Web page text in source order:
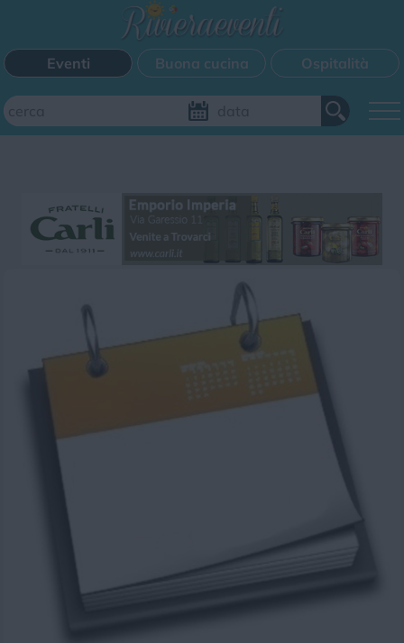
Eventi Buona cucina Ospitalità
FILTRI EVENTI
Questo weekendTutti gli eventi Mappa
CATEGORIE EVENTI
Bimbi Cinema Corsi
SpettacoloSport